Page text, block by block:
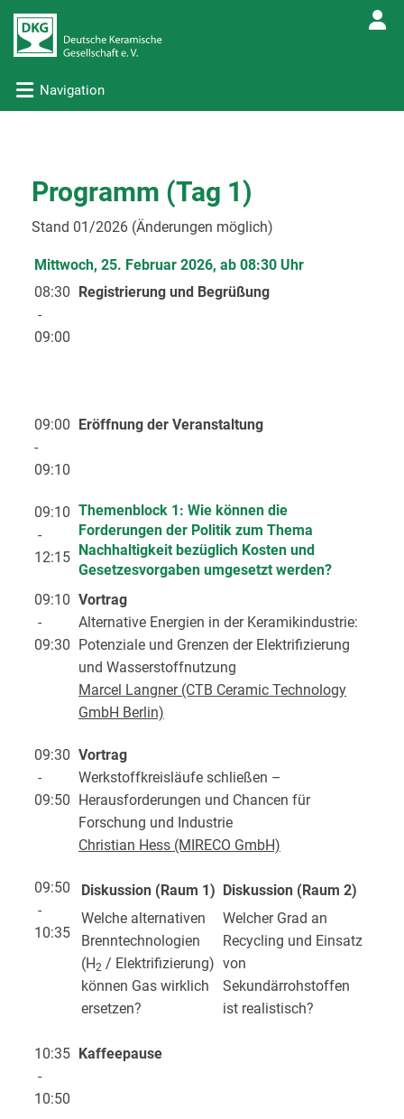
Navigation
Programm (Tag 1)
Stand 01/2026 (Änderungen möglich)
Mittwoch, 25. Februar 2026, ab 08:30 Uhr
08:30
-
09:00
Registrierung und Begrüßung
09:00
-
09:10
Eröffnung der Veranstaltung
09:10
-
12:15
Themenblock 1: Wie können die
Forderungen der Politik zum Thema
Nachhaltigkeit bezüglich Kosten und
Gesetzesvorgaben umgesetzt werden?
09:10
-
09:30
Vortrag
Alternative Energien in der Keramikindustrie:
Potenziale und Grenzen der Elektrifizierung
und Wasserstoffnutzung
Marcel Langner (CTB Ceramic Technology
GmbH Berlin)
09:30
-
09:50
Vortrag
Werkstoffkreisläufe schließen –
Herausforderungen und Chancen für
Forschung und Industrie
Christian Hess (MIRECO GmbH)
09:50
-
10:35
Diskussion (Raum 1) Diskussion (Raum 2)
Welche alternativen
Brenntechnologien
(H2 / Elektrifizierung)
können Gas wirklich
ersetzen?
Welcher Grad an
Recycling und Einsatz
von
Sekundärrohstoffen
ist realistisch?
10:35
-
10:50
Kaffeepause